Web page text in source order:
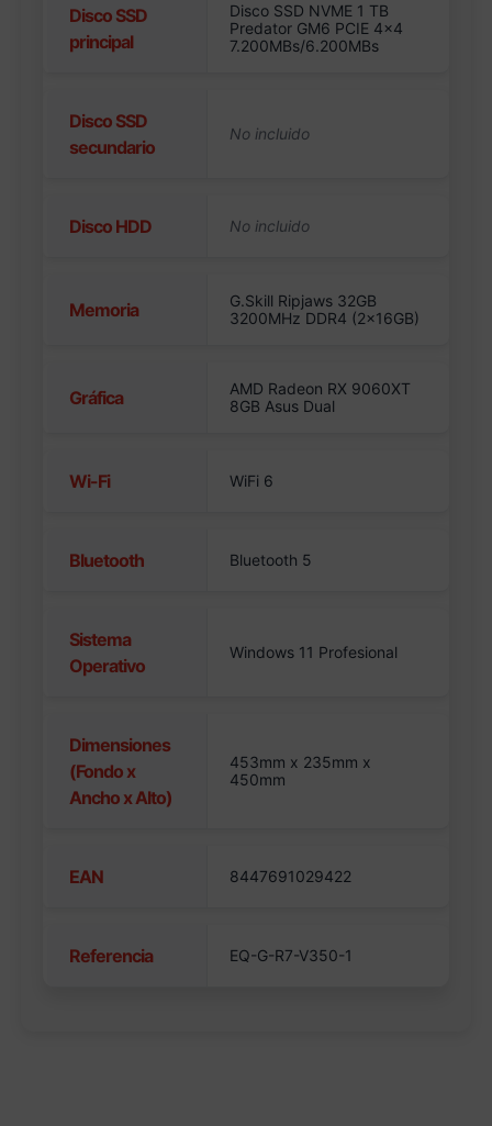
Disco SSD
principal
Disco SSD NVME 1 TB
Predator GM6 PCIE 4×4
7.200MBs/6.200MBs
Disco SSD
secundario
Disco HDD
Memoria
G.Skill Ripjaws 32GB
3200MHz DDR4 (2x16GB)
Gráfica
AMD Radeon RX 9060XT
8GB Asus Dual
Wi-Fi WiFi 6
Bluetooth Bluetooth 5
Sistema
Operativo
Windows 11 Profesional
Dimensiones
(Fondo x
Ancho x Alto)
453mm x 235mm x
450mm
EAN 8447691029422
Referencia EQ-G-R7-V350-1